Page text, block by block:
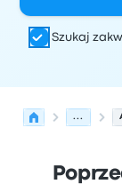
Szukaj
...